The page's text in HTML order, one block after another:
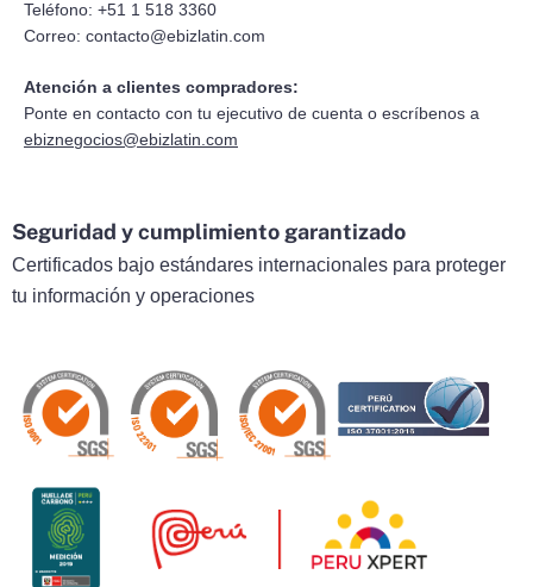
Teléfono: +51 1 518 3360
Correo: contacto@ebizlatin.com
Atención a clientes compradores:
Ponte en contacto con tu ejecutivo de cuenta o escríbenos a
ebiznegocios@ebizlatin.com
Seguridad y cumplimiento garantizado
Certificados bajo estándares internacionales para proteger
tu información y operaciones